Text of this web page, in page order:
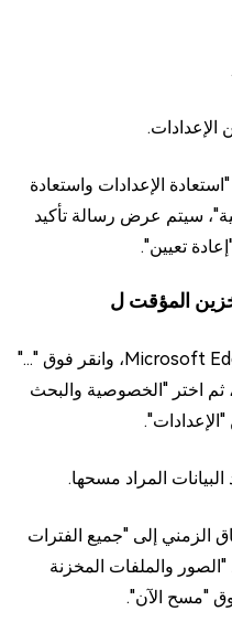
الإعدادات.
الإعدادات واستعادة
سيتم عرض رسالة تأكيد
تعيين".
المؤقت ل
قم بتشغيل Microsoft Edge، وانقر فوق "..."
ثم اختر "الخصوصية والبحث
المراد مسحها.
الزمني إلى "جميع الفترات
"الصور والملفات المخزنة
"مسح الآن".